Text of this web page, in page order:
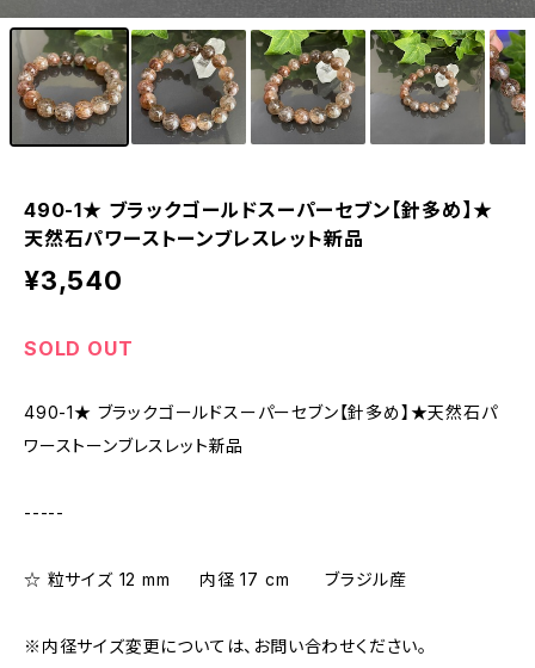
490-1★ ブラックゴールドスーパーセブン【針多め】★
天然石パワーストーンブレスレット新品
¥3,540
SOLD OUT
490-1★ ブラックゴールドスーパーセブン【針多め】★天然石パ
ワーストーンブレスレット新品
-----
☆ 粒サイズ 12 mm 内径 17 cm ブラジル産
※内径サイズ変更については、お問い合わせください。